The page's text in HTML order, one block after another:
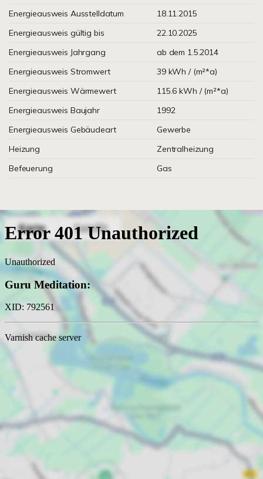
Energieausweis Ausstelldatum
18.11.2015
Energieausweis gültig bis
22.10.2025
Energieausweis Jahrgang
ab dem 1.5.2014
Energieausweis Stromwert
39 kWh / (m²*a)
Energieausweis Wärmewert
115.6 kWh / (m²*a)
Energieausweis Baujahr
1992
Energieausweis Gebäudeart
Gewerbe
Heizung
Zentralheizung
Befeuerung
Gas